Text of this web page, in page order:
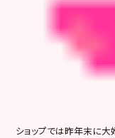
ショップでは昨年末に大